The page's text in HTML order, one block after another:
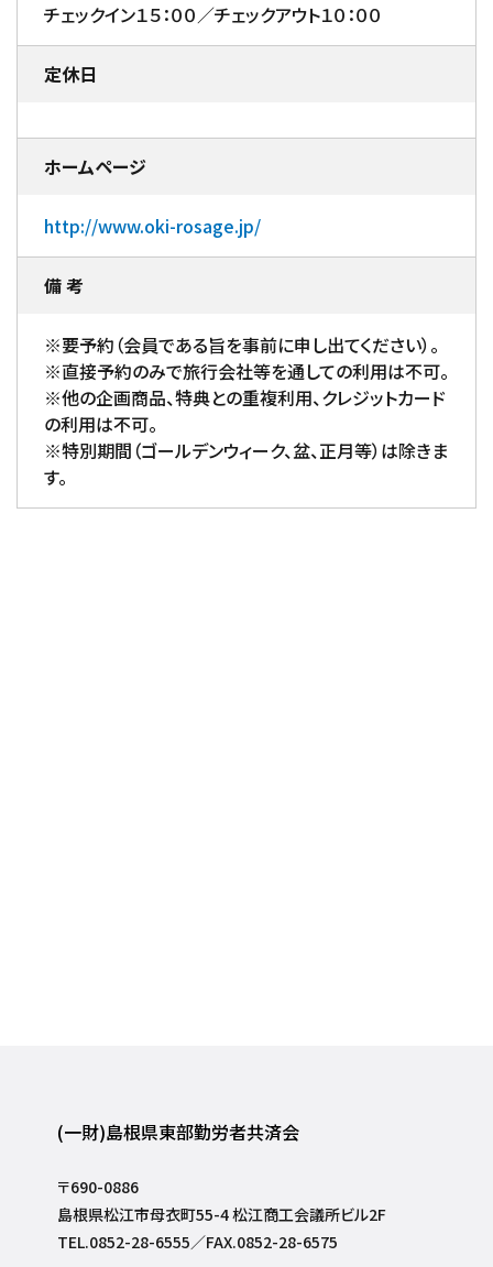
チェックイン１５：００／チェックアウト１０：００
定休日
ホームページ
http://www.oki-rosage.jp/
備 考
※要予約（会員である旨を事前に申し出てください）。
※直接予約のみで旅行会社等を通しての利用は不可。
※他の企画商品、特典との重複利用、クレジットカード
の利用は不可。
※特別期間（ゴールデンウィーク、盆、正月等）は除きま
す。
(一財)島根県東部勤労者共済会
〒690-0886
島根県松江市母衣町55-4 松江商工会議所ビル2F
TEL.0852-28-6555／FAX.0852-28-6575